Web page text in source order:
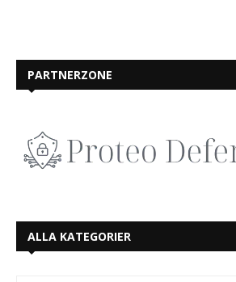
PARTNERZONE
ALLA KATEGORIER